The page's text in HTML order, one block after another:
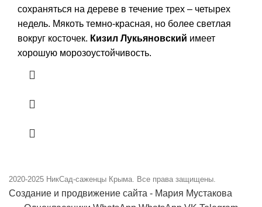
сохраняться на дереве в течение трех – четырех
недель. Мякоть темно-красная, но более светлая
вокруг косточек. Кизил Лукьяновский имеет
хорошую морозоустойчивость.
2020-2025 НикСад-саженцы Крыма. Все права защищены.
Создание и продвижение сайта - Мария Мустакова